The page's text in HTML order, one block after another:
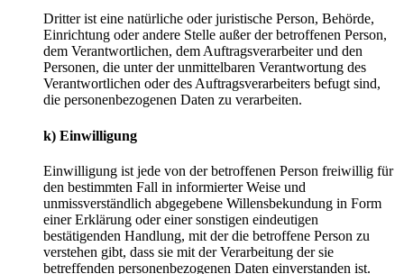
Dritter ist eine natürliche oder juristische Person, Behörde,
Einrichtung oder andere Stelle außer der betroffenen Person,
dem Verantwortlichen, dem Auftragsverarbeiter und den
Personen, die unter der unmittelbaren Verantwortung des
Verantwortlichen oder des Auftragsverarbeiters befugt sind,
die personenbezogenen Daten zu verarbeiten.
k) Einwilligung
Einwilligung ist jede von der betroffenen Person freiwillig für
den bestimmten Fall in informierter Weise und
unmissverständlich abgegebene Willensbekundung in Form
einer Erklärung oder einer sonstigen eindeutigen
bestätigenden Handlung, mit der die betroffene Person zu
verstehen gibt, dass sie mit der Verarbeitung der sie
betreffenden personenbezogenen Daten einverstanden ist.